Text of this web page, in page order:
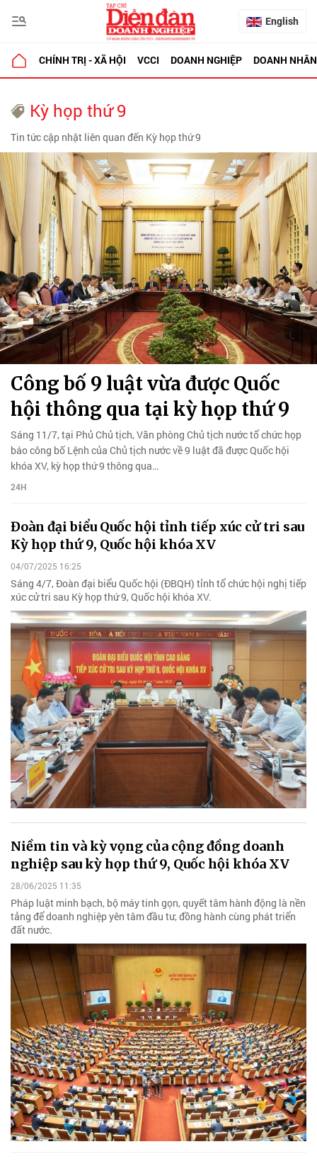
English
CHÍNH TRỊ - XÃ HỘI VCCI DOANH NGHIỆP DOANH NHÂN
Kỳ họp thứ 9
Tin tức cập nhật liên quan đến Kỳ họp thứ 9
Công bố 9 luật vừa được Quốc
hội thông qua tại kỳ họp thứ 9
Sáng 11/7, tại Phủ Chủ tịch, Văn phòng Chủ tịch nước tổ chức họp
báo công bố Lệnh của Chủ tịch nước về 9 luật đã được Quốc hội
khóa XV, kỳ họp thứ 9 thông qua…
24H
Đoàn đại biểu Quốc hội tỉnh tiếp xúc cử tri sau
Kỳ họp thứ 9, Quốc hội khóa XV
04/07/2025 16:25
Sáng 4/7, Đoàn đại biểu Quốc hội (ĐBQH) tỉnh tổ chức hội nghị tiếp
xúc cử tri sau Kỳ họp thứ 9, Quốc hội khóa XV.
Niềm tin và kỳ vọng của cộng đồng doanh
nghiệp sau kỳ họp thứ 9, Quốc hội khóa XV
28/06/2025 11:35
Pháp luật minh bạch, bộ máy tinh gọn, quyết tâm hành động là nền
tảng để doanh nghiệp yên tâm đầu tư, đồng hành cùng phát triển
đất nước.